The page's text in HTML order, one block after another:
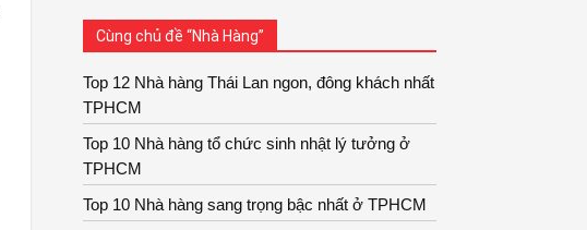
Cùng chủ đề “Nhà Hàng”
Top 12 Nhà hàng Thái Lan ngon, đông khách nhất
TPHCM
Top 10 Nhà hàng tổ chức sinh nhật lý tưởng ở
TPHCM
Top 10 Nhà hàng sang trọng bậc nhất ở TPHCM